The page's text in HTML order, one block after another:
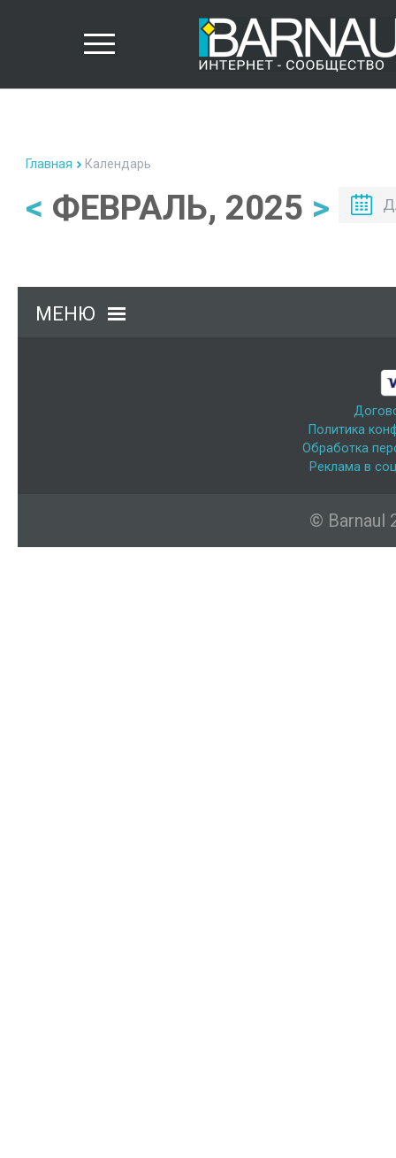
Главная Календарь
< ФЕВРАЛЬ, 2025 >
МЕНЮ
Политика
Обработка
Реклама в
© Barnaul